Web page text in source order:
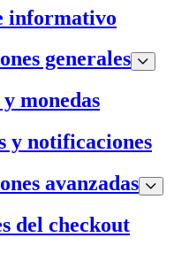
informativo
generales
monedas
y notificaciones
avanzadas
del checkout